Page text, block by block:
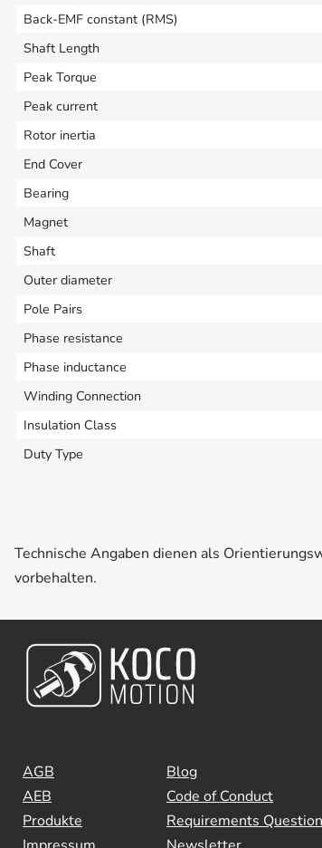
Back-EMF constant (RMS)
Shaft Length
Peak Torque
Peak current
Rotor inertia
End Cover
Bearing
Magnet
Shaft
Outer diameter
Pole Pairs
Phase resistance
Phase inductance
Winding Connection
Insulation Class
Duty Type
Technische Angaben dienen als
vorbehalten.
AGB
AEB
Produkte
Blog
Code of Conduct
Requirements